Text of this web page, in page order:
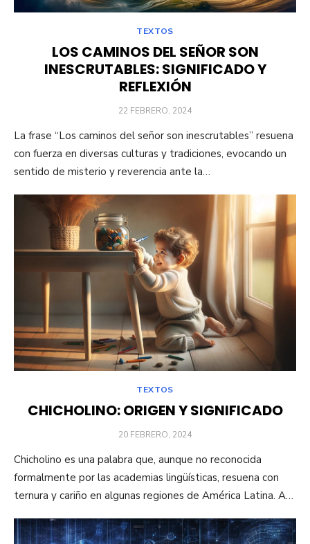
TEXTOS
LOS CAMINOS DEL SEÑOR SON
INESCRUTABLES: SIGNIFICADO Y
REFLEXIÓN
PUBLICADO
22 FEBRERO, 2024
La frase “Los caminos del señor son inescrutables” resuena
con fuerza en diversas culturas y tradiciones, evocando un
sentido de misterio y reverencia ante la…
TEXTOS
CHICHOLINO: ORIGEN Y SIGNIFICADO
PUBLICADO
20 FEBRERO, 2024
Chicholino es una palabra que, aunque no reconocida
formalmente por las academias lingüísticas, resuena con
ternura y cariño en algunas regiones de América Latina. A…